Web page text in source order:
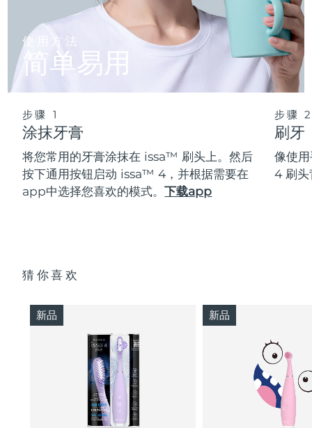
使用方法
简单易用
步骤 1
涂抹牙膏
将您常用的牙膏涂抹在 issa™ 刷头上。然后
按下通用按钮启动 issa™ 4，并根据需要在
app中选择您喜欢的模式。下载app
步骤
刷牙
像使
4 刷头
猜你喜欢
新品 新品